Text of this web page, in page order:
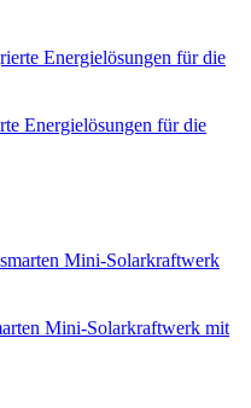
Energielösungen für die
Mini-Solarkraftwerk mit